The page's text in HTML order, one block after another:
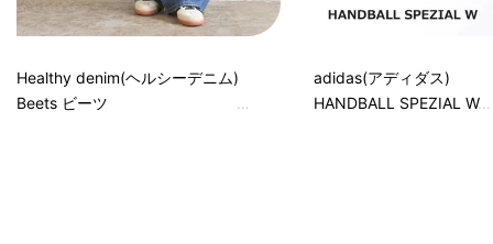
Healthy denim(ヘルシーデニム)
Beets ビーツ
adidas(アディダス)
HANDBALL SPEZIAL W